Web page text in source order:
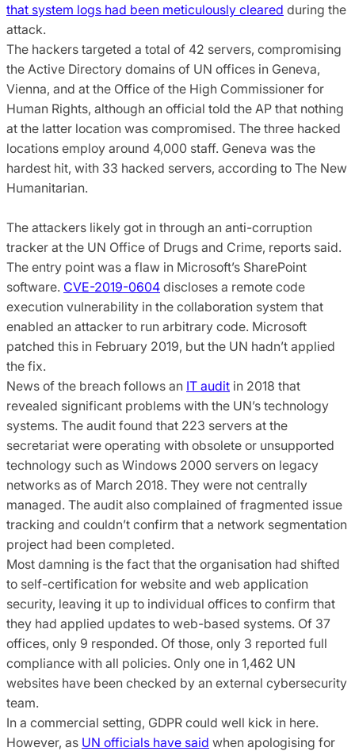
that system logs had been meticulously cleared during the
attack.
The hackers targeted a total of 42 servers, compromising
the Active Directory domains of UN offices in Geneva,
Vienna, and at the Office of the High Commissioner for
Human Rights, although an official told the AP that nothing
at the latter location was compromised. The three hacked
locations employ around 4,000 staff. Geneva was the
hardest hit, with 33 hacked servers, according to The New
Humanitarian.
The attackers likely got in through an anti-corruption
tracker at the UN Office of Drugs and Crime, reports said.
The entry point was a flaw in Microsoft’s SharePoint
software. CVE-2019-0604 discloses a remote code
execution vulnerability in the collaboration system that
enabled an attacker to run arbitrary code. Microsoft
patched this in February 2019, but the UN hadn’t applied
the fix.
News of the breach follows an IT audit in 2018 that
revealed significant problems with the UN’s technology
systems. The audit found that 223 servers at the
secretariat were operating with obsolete or unsupported
technology such as Windows 2000 servers on legacy
networks as of March 2018. They were not centrally
managed. The audit also complained of fragmented issue
tracking and couldn’t confirm that a network segmentation
project had been completed.
Most damning is the fact that the organisation had shifted
to self-certification for website and web application
security, leaving it up to individual offices to confirm that
they had applied updates to web-based systems. Of 37
offices, only 9 responded. Of those, only 3 reported full
compliance with all policies. Only one in 1,462 UN
websites have been checked by an external cybersecurity
team.
In a commercial setting, GDPR could well kick in here.
However, as UN officials have said when apologising for